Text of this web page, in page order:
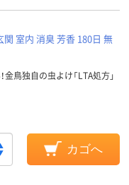
室内 消臭 芳香 180日 無
鳥独自の虫よけ「LTA処方」
カゴへ